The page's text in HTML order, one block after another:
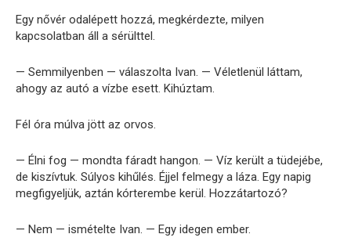
Egy nővér odalépett hozzá, megkérdezte, milyen
kapcsolatban áll a sérülttel.
— Semmilyenben — válaszolta Ivan. — Véletlenül láttam,
ahogy az autó a vízbe esett. Kihúztam.
Fél óra múlva jött az orvos.
— Élni fog — mondta fáradt hangon. — Víz került a tüdejébe,
de kiszívtuk. Súlyos kihűlés. Éjjel felmegy a láza. Egy napig
megfigyeljük, aztán kórterembe kerül. Hozzátartozó?
— Nem — ismételte Ivan. — Egy idegen ember.